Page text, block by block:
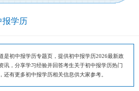
报学历
是初中报学历专题页，提供初中报学历2026最新政
讯，分享学习经验并回答考生关于初中报学历热门
还有更多初中报学历相关信息供大家参考。